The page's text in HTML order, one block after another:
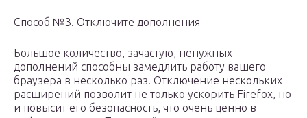
Способ №3. Отключите дополнения
Большое количество, зачастую, ненужных
дополнений способны замедлить работу вашего
браузера в несколько раз. Отключение нескольких
расширений позволит не только ускорить Firefox, но
и повысит его безопасность, что очень ценно в